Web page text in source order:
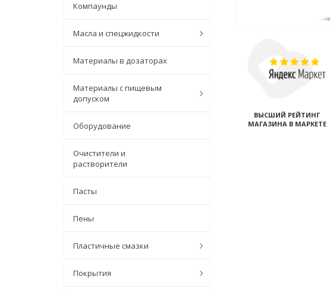
Компаунды
Масла и спецжидкости
Материалы в дозаторах
Материалы с пищевым
допуском
Оборудование
Очистители и
растворители
Пасты
Пены
Пластичные смазки
Покрытия
ВЫСШИЙ РЕЙТИНГ
МАГАЗИНА В МАРКЕТЕ